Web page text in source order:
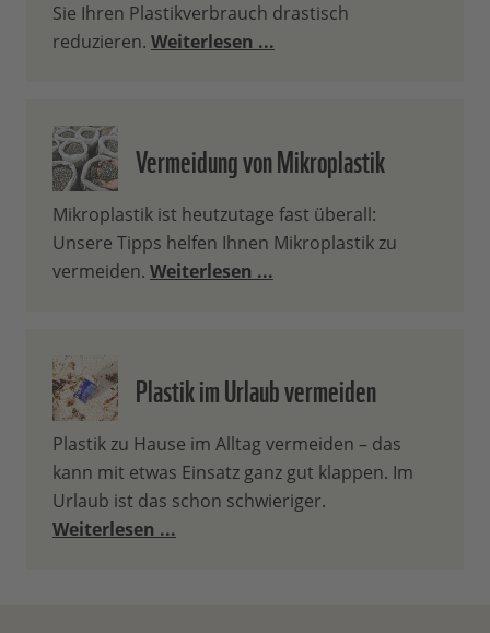
Sie Ihren Plastikverbrauch drastisch
reduzieren. Weiterlesen ...
Vermeidung von Mikroplastik
Mikroplastik ist heutzutage fast überall:
Unsere Tipps helfen Ihnen Mikroplastik zu
vermeiden. Weiterlesen ...
Plastik im Urlaub vermeiden
Plastik zu Hause im Alltag vermeiden – das
kann mit etwas Einsatz ganz gut klappen. Im
Urlaub ist das schon schwieriger.
Weiterlesen ...